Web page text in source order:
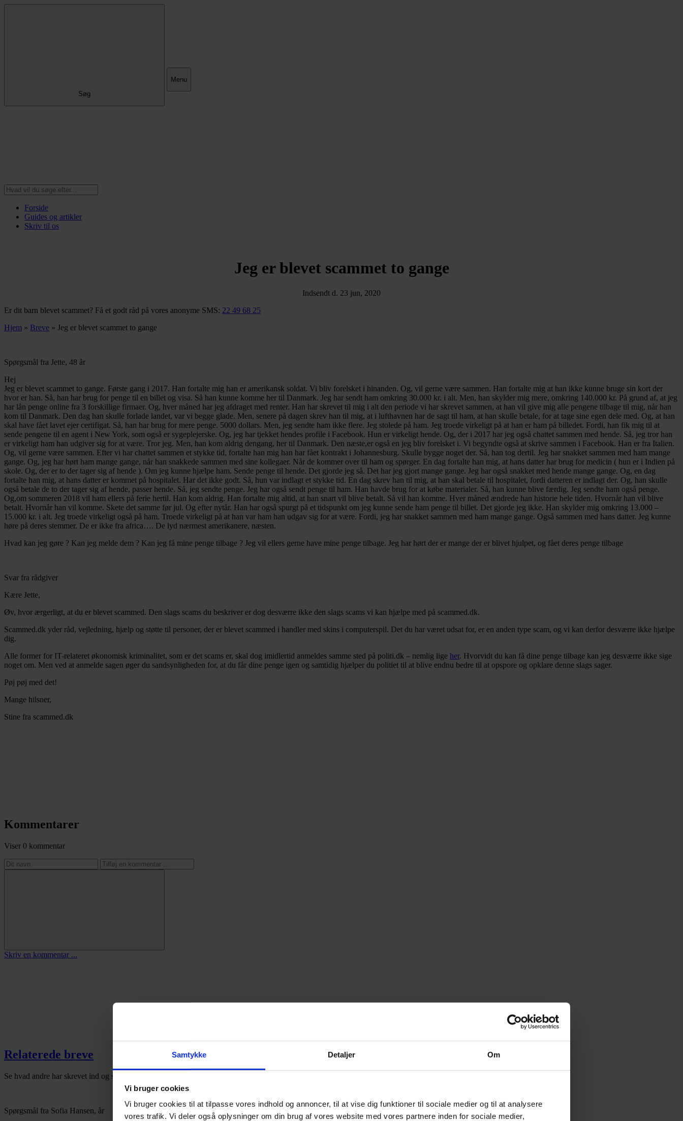
Samtykke Detaljer Om
Vi bruger cookies
Vi bruger cookies til at tilpasse vores indhold og annoncer, til at vise dig funktioner til sociale medier og til at analysere
vores trafik. Vi deler også oplysninger om din brug af vores website med vores partnere inden for sociale medier,
Søg
Menu
Forside
Guides og artikler
Skriv til os
Jeg er blevet scammet to gange
Indsendt d. 23 jun, 2020
Er dit barn blevet scammet? Få et godt råd på vores anonyme SMS: 22 49 68 25
Hjem » Breve » Jeg er blevet scammet to gange
Spørgsmål fra Jette, 48 år
Hej
Jeg er blevet scammet to gange. Første gang i 2017. Han fortalte mig han er amerikansk soldat. Vi bliv forelsket i hinanden. Og, vil gerne være sammen. Han fortalte mig at han ikke kunne bruge sin kort der
hvor er han. Så, han har brug for penge til en billet og visa. Så han kunne komme her til Danmark. Jeg har sendt ham omkring 30.000 kr. i alt. Men, han skylder mig mere, omkring 140.000 kr. På grund af, at jeg
har lån penge online fra 3 forskillige firmaer. Og, hver måned har jeg afdraget med renter. Han har skrevet til mig i alt den periode vi har skrevet sammen, at han vil give mig alle pengene tilbage til mig, når han
kom til Danmark. Den dag han skulle forlade landet, var vi begge glade. Men, senere på dagen skrev han til mig, at i lufthavnen har de sagt til ham, at han skulle betale, for at tage sine egen dele med. Og, at han
skal have fået lavet ejer certifigat. Så, han har brug for mere penge. 5000 dollars. Men, jeg sendte ham ikke flere. Jeg stolede på ham. Jeg troede virkeligt på at han er ham på billedet. Fordi, han fik mig til at
sende pengene til en agent i New York, som også er sygeplejerske. Og, jeg har tjekket hendes profile i Facebook. Hun er virkeligt hende. Og, der i 2017 har jeg også chattet sammen med hende. Så, jeg tror han
er virkeligt ham han udgiver sig for at være. Tror jeg. Men, han kom aldrig dengang, her til Danmark. Den næste,er også en jeg bliv forelsket i. Vi begyndte også at skrive sammen i Facebook. Han er fra Italien.
Og, vil gerne være sammen. Efter vi har chattet sammen et stykke tid, fortalte han mig han har fået kontrakt i Johannesburg. Skulle bygge noget der. Så, han tog dertil. Jeg har snakket sammen med ham mange
gange. Og, jeg har hørt ham mange gange, når han snakkede sammen med sine kollegaer. Når de kommer over til ham og spørger. En dag fortalte han mig, at hans datter har brug for medicin ( hun er i Indien på
skole. Og, der er to der tager sig af hende ). Om jeg kunne hjælpe ham. Sende penge til hende. Det gjorde jeg så. Det har jeg gjort mange gange. Jeg har også snakket med hende mange gange. Og, en dag
fortalte han mig, at hans datter er kommet på hospitalet. Har det ikke godt. Så, hun var indlagt et stykke tid. En dag skrev han til mig, at han skal betale til hospitalet, fordi datteren er indlagt der. Og, han skulle
også betale de to der tager sig af hende, passer hende. Så, jeg sendte penge. Jeg har også sendt penge til ham. Han havde brug for at købe materialer. Så, han kunne blive færdig. Jeg sendte ham også penge.
Og,om sommeren 2018 vil ham ellers på ferie hertil. Han kom aldrig. Han fortalte mig altid, at han snart vil blive betalt. Så vil han komme. Hver måned ændrede han historie hele tiden. Hvornår han vil blive
betalt. Hvornår han vil komme. Skete det samme før jul. Og efter nytår. Han har også spurgt på et tidspunkt om jeg kunne sende ham penge til billet. Det gjorde jeg ikke. Han skylder mig omkring 13.000 –
15.000 kr. i alt. Jeg troede virkeligt også på ham. Troede virkeligt på at han var ham han udgav sig for at være. Fordi, jeg har snakket sammen med ham mange gange. Også sammen med hans datter. Jeg kunne
høre på deres stemmer. De er ikke fra africa…. De lyd nærmest amerikanere, næsten.
Hvad kan jeg gøre ? Kan jeg melde dem ? Kan jeg få mine penge tilbage ? Jeg vil ellers gerne have mine penge tilbage. Jeg har hørt der er mange der er blivet hjulpet, og fået deres penge tilbage
Svar fra rådgiver
Kære Jette,
Øv, hvor ærgerligt, at du er blevet scammed. Den slags scams du beskriver er dog desværre ikke den slags scams vi kan hjælpe med på scammed.dk.
Scammed.dk yder råd, vejledning, hjælp og støtte til personer, der er blevet scammed i handler med skins i computerspil. Det du har været udsat for, er en anden type scam, og vi kan derfor desværre ikke hjælpe
dig.
Alle former for IT-relateret økonomisk kriminalitet, som er det scams er, skal dog imidlertid anmeldes samme sted på politi.dk – nemlig lige her. Hvorvidt du kan få dine penge tilbage kan jeg desværre ikke sige
noget om. Men ved at anmelde sagen øger du sandsynligheden for, at du får dine penge igen og samtidig hjælper du politiet til at blive endnu bedre til at opspore og opklare denne slags sager.
Pøj pøj med det!
Mange hilsner,
Stine fra scammed.dk
Kommentarer
Viser 0 kommentar
Skriv en kommentar ...
Relaterede breve
Se hvad andre har skrevet ind og spurgt om hjælp til
Spørgsmål fra Sofia Hansen, år